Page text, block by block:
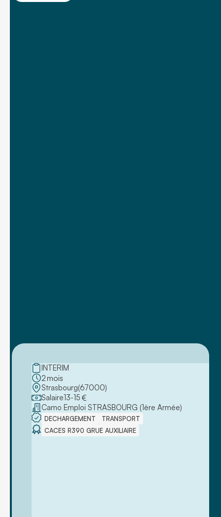
INTERIM
2mois
Strasbourg(67000)
Salaire13-15 €
Camo Emploi STRASBOURG (1ère Armée)
DECHARGEMENT
TRANSPORT
CACES R390 GRUE AUXILIAIRE